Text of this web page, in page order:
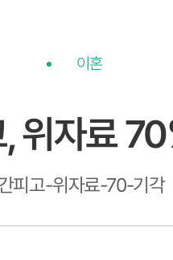
이혼
위자료
피고-위자료-70-기각